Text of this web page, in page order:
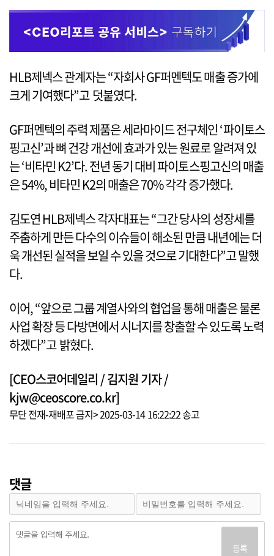
HLB제넥스 관계자는 “자회사 GF퍼멘텍도 매출 증가에
크게 기여했다”고 덧붙였다.
GF퍼멘텍의 주력 제품은 세라마이드 전구체인 ‘파이토스
핑고신’과 뼈 건강 개선에 효과가 있는 원료로 알려져 있
는 ‘비타민 K2’다. 전년 동기 대비 파이토스핑고신의 매출
은 54%, 비타민 K2의 매출은 70% 각각 증가했다.
김도연 HLB제넥스 각자대표는 “그간 당사의 성장세를
주춤하게 만든 다수의 이슈들이 해소된 만큼 내년에는 더
욱 개선된 실적을 보일 수 있을 것으로 기대한다”고 말했
다.
이어, “앞으로 그룹 계열사와의 협업을 통해 매출은 물론
사업 확장 등 다방면에서 시너지를 창출할 수 있도록 노력
하겠다”고 밝혔다.
[CEO스코어데일리 / 김지원 기자 /
kjw@ceoscore.co.kr]
무단 전재-재배포 금지> 2025-03-14 16:22:22 송고
댓글
등록